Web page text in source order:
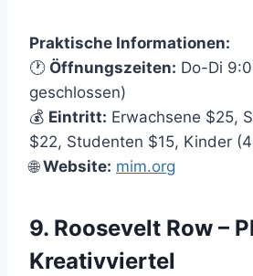
Praktische Informationen:
🕐 Öffnungszeiten: Do-Di
geschlossen)
💰 Eintritt: Erwachsene $25,
$22, Studenten $15, Kinder
🌐Website: mim.org
9. Roosevelt Row –
Kreativviertel